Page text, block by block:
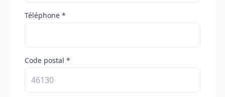
Téléphone *
Code postal *